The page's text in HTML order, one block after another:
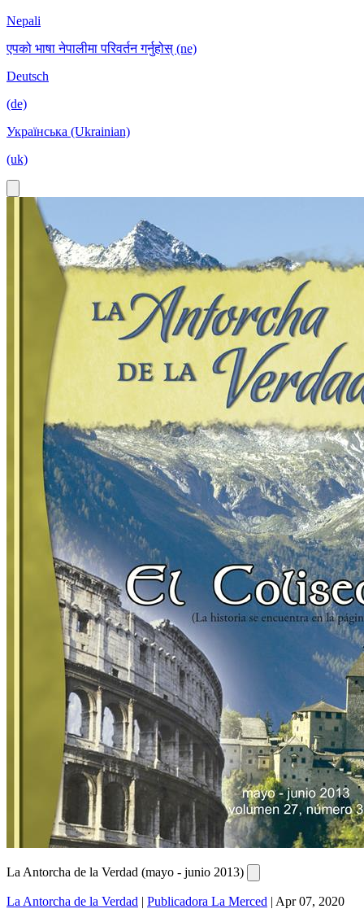
Nepali
एपको भाषा नेपालीमा परिवर्तन गर्नुहोस् (ne)
Deutsch
(de)
Українська (Ukrainian)
(uk)
La Antorcha de la Verdad (mayo - junio 2013)
La Antorcha de la Verdad | Publicadora La Merced | Apr 07, 2020